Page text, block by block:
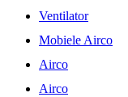
Ventilator
Mobiele Airco
Airco
Airco